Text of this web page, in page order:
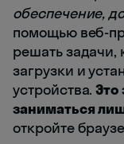
обеспечение,
помощью веб-
решать задачи,
загрузки и
устройства.Это
заниматься
откройте